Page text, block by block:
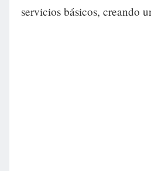
servicios básicos, creando